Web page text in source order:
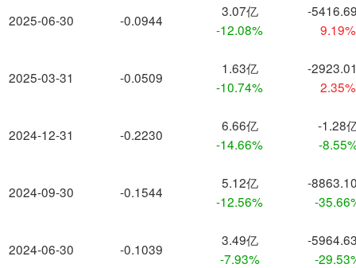
2025-06-30
2025-03-31
2024-12-31
2024-09-30
2024-06-30
-0.0944
3.07亿
-12.08%
-
9.19%
-0.0509
1.63亿
-10.74%
-
2.35%
-0.2230
6.66亿
-14.66%
-1.28
-
-0.1544
5.12亿
-12.56%
-
-
-0.1039
3.49亿
-7.93%
-
-